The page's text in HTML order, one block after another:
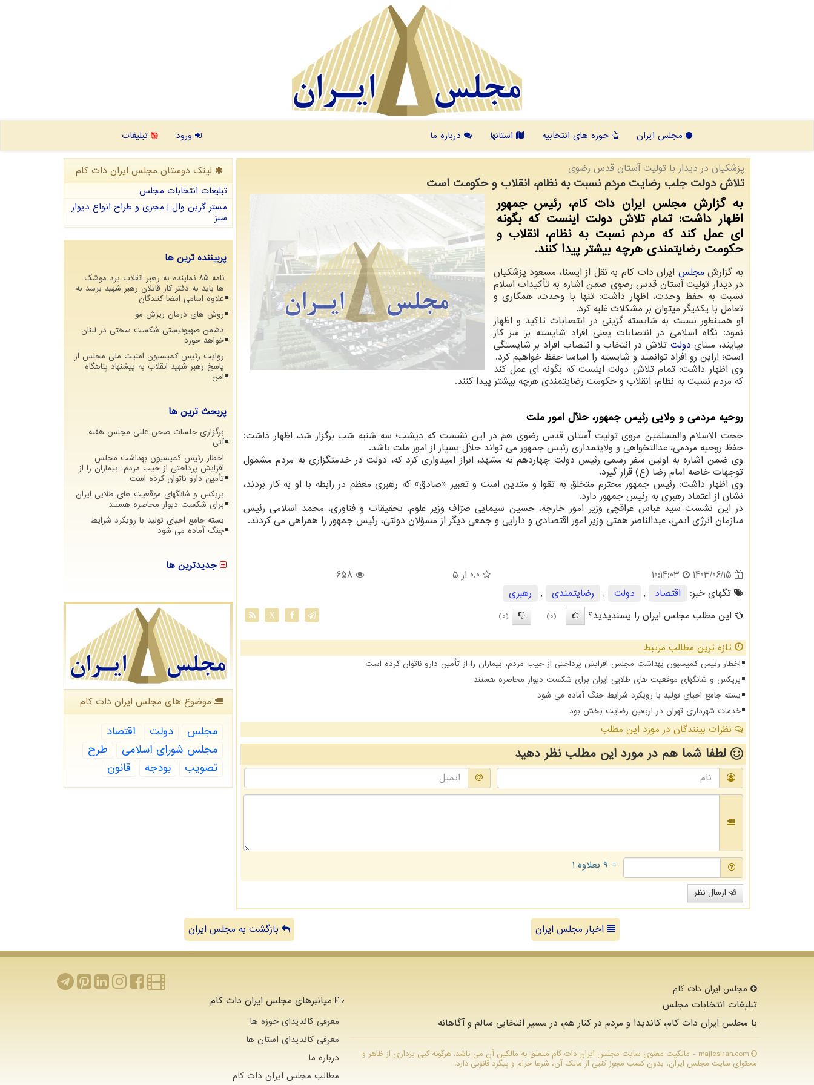
مجلس ایران حوزه های انتخابیه استانها درباره ما ورود تبلیغات
پزشكیان در دیدار با تولیت آستان قدس رضوی
تلاش دولت جلب رضایت مردم نسبت به نظام، انقلاب و حکومت است
به گزارش مجلس ایران دات کام، رئیس جمهور
اظهار داشت: تمام تلاش دولت اینست که بگونه
ای عمل کند که مردم نسبت به نظام، انقلاب و
حکومت رضایتمندی هرچه بیشتر پیدا کنند.
به گزارش مجلس ایران دات کام به نقل از ایسنا، مسعود پزشکیان
در دیدار تولیت آستان قدس رضوی ضمن اشاره به تأکیدات اسلام
نسبت به حفظ وحدت، اظهار داشت: تنها با وحدت، همکاری و
تعامل با یکدیگر می‎توان بر مشکلات غلبه کرد.
او همینطور نسبت به شایسته گزینی در انتصابات تاکید و اظهار
نمود: نگاه اسلامی در انتصابات یعنی افراد شایسته بر سر کار
بیایند، مبنای دولت تلاش در انتخاب و انتصاب افراد بر شایستگی
است؛ ازاین رو افراد توانمند و شایسته را اساسا حفظ خواهیم کرد.
وی اظهار داشت: تمام تلاش دولت اینست که بگونه ای عمل کند
که مردم نسبت به نظام، انقلاب و حکومت رضایتمندی هرچه بیشتر پیدا کنند.
روحیه مردمی و ولایی رئیس جمهور، حلّال امور ملت
حجت الاسلام والمسلمین مروی تولیت آستان قدس رضوی هم در این نشست که دیشب؛ سه شنبه شب برگزار شد، اظهار داشت:
حفظ روحیه مردمی، عدالتخواهی و ولایتمداری رئیس جمهور می ‎تواند حلّال بسیار از امور ملت باشد.
وی ضمن اشاره به اولین سفر رسمی رئیس دولت چهاردهم به مشهد، ابراز امیدواری کرد که، دولت در خدمتگزاری به مردم مشمول
توجهات خاصه امام رضا (ع) قرار گیرد.
وی اظهار داشت: رئیس جمهور محترم متخلق به تقوا و متدین است و تعبیر «صادق» که رهبری معظم در رابطه با او به کار بردند،
نشان از اعتماد رهبری به رئیس جمهور دارد.
در این نشست سید عباس عراقچی وزیر امور خارجه، حسین سیمایی صرّاف وزیر علوم، تحقیقات و فناوری، محمد اسلامی رئیس
سازمان انرژی اتمی، عبدالناصر همتی وزیر امور اقتصادی و دارایی و جمعی دیگر از مسؤلان دولتی، رئیس جمهور را همراهی می کردند.
1403/06/15
10:14:03
0.0 از 5
658
تگهای خبر:
اقتصاد , دولت , رضایتمندی ,
رهبری
این مطلب مجلس ایران را پسندیدید؟
(0)
(0)
X
تازه ترین مطالب مرتبط
اخطار رئیس کمیسیون بهداشت مجلس افزایش پرداختی از جیب مردم، بیماران را از تأمین دارو ناتوان کرده است
بریکس و شانگهای موقعیت های طلایی ایران برای شکست دیوار محاصره هستند
بسته جامع احیای تولید با رویکرد شرایط جنگ آماده می شود
خدمات شهرداری تهران در اربعین رضایت بخش بود
نظرات بینندگان در مورد این مطلب
لطفا شما هم در مورد این مطلب نظر دهید
= ۹ بعلاوه ۱
ارسال نظر
لینک دوستان مجلس ایران دات كام
تبلیغات انتخابات مجلس
مستر گرین وال | مجری و طراح انواع دیوار
سبز
پربیننده ترین ها
نامه ۸۵ نماینده به رهبر انقلاب برد موشک
ها باید به دفتر کار قاتلان رهبر شهید برسد به
علاوه اسامی امضا کنندگان
روش های درمان ریزش مو
دشمن صهیونیستی شکست سختی در لبنان
خواهد خورد
روایت رئیس کمیسیون امنیت ملی مجلس از
پاسخ رهبر شهید انقلاب به پیشنهاد پناهگاه
امن
پربحث ترین ها
برگزاری جلسات صحن علنی مجلس هفته
آتی
اخطار رئیس کمیسیون بهداشت مجلس
افزایش پرداختی از جیب مردم، بیماران را از
تأمین دارو ناتوان کرده است
بریکس و شانگهای موقعیت های طلایی ایران
برای شکست دیوار محاصره هستند
بسته جامع احیای تولید با رویکرد شرایط
جنگ آماده می شود
جدیدترین ها
موضوع های مجلس ایران دات كام
مجلس دولت
اقتصاد
مجلس شورای اسلامی
طرح
تصویب
بودجه قانون
اخبار مجلس ایران بازگشت به مجلس ایران
مجلس ایران دات كام
تبلیغات انتخابات مجلس
با مجلس ایران دات کام، کاندیدا و مردم در کنار هم، در مسیر انتخابی سالم و آگاهانه
majlesiran.com - مالکیت معنوی سایت مجلس ایران دات كام متعلق به مالکین آن می باشد. هرگونه کپی برداری از ظاهر و
محتوای سایت مجلس ایران، بدون کسب مجوز کتبی از مالک آن، شرعا حرام و پیگرد قانونی دارد.
میانبرهای مجلس ایران دات کام
معرفی کاندیدای حوزه ها
معرفی کاندیدای استان ها
درباره ما
مطالب مجلس ایران دات كام